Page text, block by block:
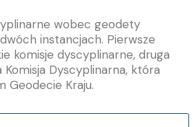
wobec geodety
instancjach. Pierwsze
komisje dyscyplinarne, druga
Komisja Dyscyplinarna, która
Geodecie Kraju.